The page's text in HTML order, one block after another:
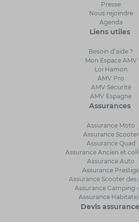
Presse
Nous rejoindre
Agenda
Liens utiles
Besoin d’aide ?
Mon Espace AMV
Loi Hamon
AMV Pro
AMV Sécurité
AMV Espagne
Assurances
Assurance Moto
Assurance Scooter
Assurance Quad
Assurance Ancien et
Assurance Auto
Assurance Prestige
Assurance Scooter des
Assurance Camping-
Assurance
Devis assurance